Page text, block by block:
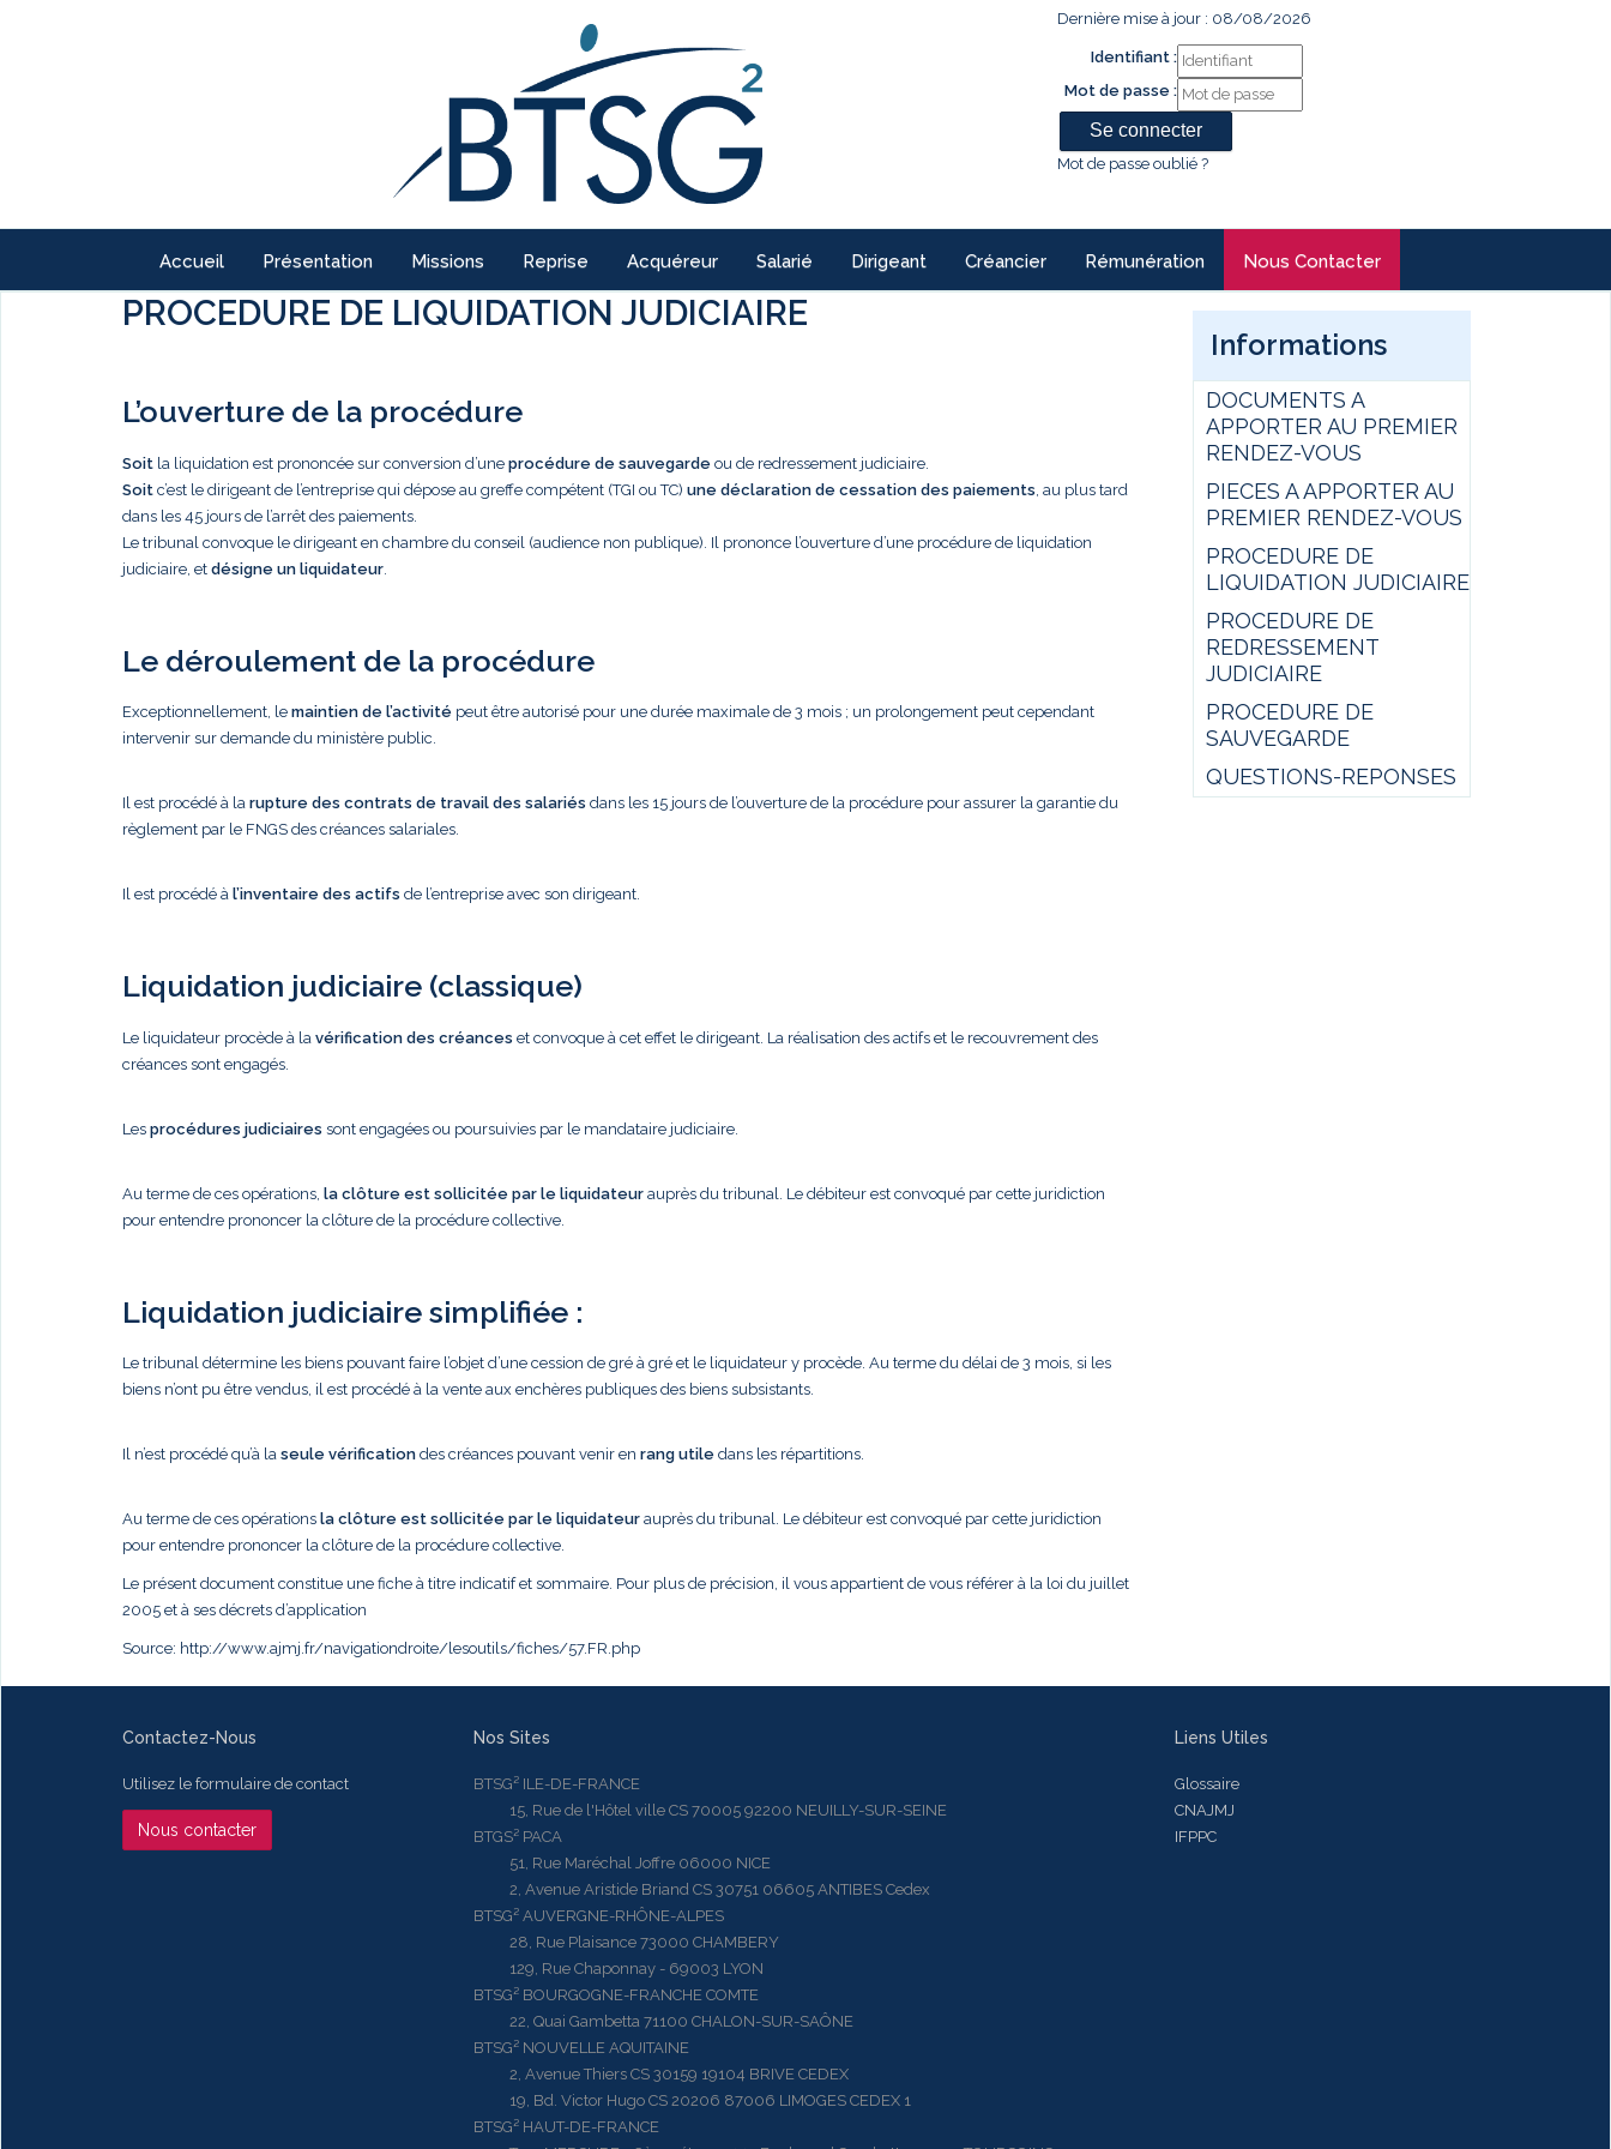
Dernière mise à jour : 08/08/2026
Identifiant :
Mot de passe :
Mot de passe oublié ?
Accueil Présentation Missions Reprise Acquéreur Salarié Dirigeant Créancier Rémunération Nous Contacter
PROCEDURE DE LIQUIDATION JUDICIAIRE
L’ouverture de la procédure
Soit la liquidation est prononcée sur conversion d’une procédure de sauvegarde ou de redressement judiciaire.
Soit c’est le dirigeant de l’entreprise qui dépose au greffe compétent (TGI ou TC) une déclaration de cessation des paiements , au plus tard
dans les 45 jours de l’arrêt des paiements.
Le tribunal convoque le dirigeant en chambre du conseil (audience non publique). Il prononce l’ouverture d’une procédure de liquidation
judiciaire, et désigne un liquidateur
Le déroulement de la procédure
Exceptionnellement, le maintien de l’activité peut être autorisé pour une durée maximale de 3 mois ; un prolongement peut cependant
intervenir sur demande du ministère public.
Il est procédé à la rupture des contrats de travail des salariés dans les 15 jours de l’ouverture de la procédure pour assurer la garantie du
règlement par le FNGS des créances salariales.
Il est procédé à l’inventaire des actifs de l’entreprise avec son dirigeant.
Liquidation judiciaire (classique)
Le liquidateur procède à la vérification des créances et convoque à cet effet le dirigeant. La réalisation des actifs et le recouvrement des
créances sont engagés.
Les procédures judiciaires sont engagées ou poursuivies par le mandataire judiciaire.
Au terme de ces opérations, la clôture est sollicitée par le liquidateur auprès du tribunal. Le débiteur est convoqué par cette juridiction
pour entendre prononcer la clôture de la procédure collective.
Liquidation judiciaire simplifiée :
Le tribunal détermine les biens pouvant faire l’objet d’une cession de gré à gré et le liquidateur y procède. Au terme du délai de 3 mois, si les
biens n’ont pu être vendus, il est procédé à la vente aux enchères publiques des biens subsistants.
Il n’est procédé qu’à la seule vérification des créances pouvant venir en rang utile dans les répartitions.
Au terme de ces opérations la clôture est sollicitée par le liquidateur auprès du tribunal. Le débiteur est convoqué par cette juridiction
pour entendre prononcer la clôture de la procédure collective.
Le présent document constitue une fiche à titre indicatif et sommaire. Pour plus de précision, il vous appartient de vous référer à la loi du juillet
2005 et à ses décrets d’application
Source: http://www.ajmj.fr/navigationdroite/lesoutils/fiches/57.FR.php
Informations
DOCUMENTS A
APPORTER AU PREMIER
RENDEZ-VOUS
PIECES A APPORTER AU
PREMIER RENDEZ-VOUS
PROCEDURE DE
LIQUIDATION JUDICIAIRE
PROCEDURE DE
REDRESSEMENT
JUDICIAIRE
PROCEDURE DE
SAUVEGARDE
QUESTIONS-REPONSES
Contactez-Nous
Utilisez le formulaire de contact
Nous contacter
Nos Sites
BTSG² ILE-DE-FRANCE
15, Rue de l'Hôtel ville CS 70005 92200 NEUILLY-SUR-SEINE
BTGS² PACA
51, Rue Maréchal Joffre 06000 NICE
2, Avenue Aristide Briand CS 30751 06605 ANTIBES Cedex
BTSG² AUVERGNE-RHÔNE-ALPES
28, Rue Plaisance 73000 CHAMBERY
129, Rue Chaponnay - 69003 LYON
BTSG² BOURGOGNE-FRANCHE COMTE
22, Quai Gambetta 71100 CHALON-SUR-SAÔNE
BTSG² NOUVELLE AQUITAINE
2, Avenue Thiers CS 30159 19104 BRIVE CEDEX
19, Bd. Victor Hugo CS 20206 87006 LIMOGES CEDEX 1
BTSG² HAUT-DE-FRANCE
Liens Utiles
Glossaire
CNAJMJ
IFPPC